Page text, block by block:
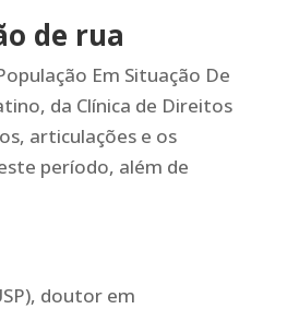
de rua
Em Situação De
da Clínica de Direitos
articulações e os
período, além de
doutor em